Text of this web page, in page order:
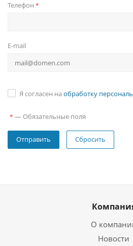
Телефон *
E-mail
Я согласен на обработку
* — Обязательные поля
Сбросить
О
Новости